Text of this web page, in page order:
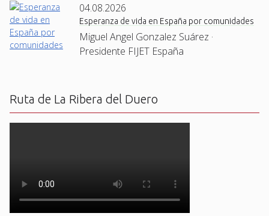
04.08.2026
Esperanza de vida en España por comunidades
Miguel Angel Gonzalez Suárez ·
Presidente FIJET España
Ruta de La Ribera del Duero